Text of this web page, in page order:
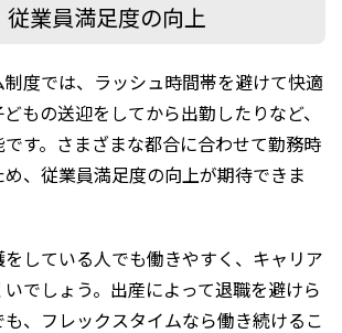
業員満足度の向上
度では、ラッシュ時間帯を避けて快適
もの送迎をしてから出勤したりなど、
す。さまざまな都合に合わせて勤務時
、従業員満足度の向上が期待できま
している人でも働きやすく、キャリア
でしょう。出産によって退職を避けら
、フレックスタイムなら働き続けるこ